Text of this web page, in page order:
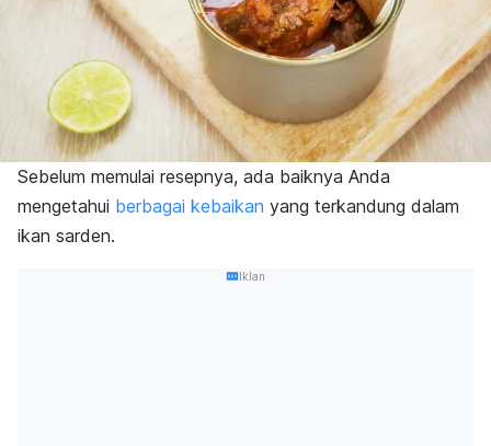
Sebelum memulai resepnya, ada baiknya Anda
mengetahui berbagai kebaikan yang terkandung dalam
ikan sarden.
Iklan